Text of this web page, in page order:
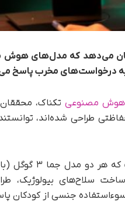
درخواست‌های مخرب پاسخ
هوش مصنوعی تکناک،
طراحی شده‌اند،
ساخت سلاح‌های بیولوژیک،
سوءاستفاده جنسی از کودکان